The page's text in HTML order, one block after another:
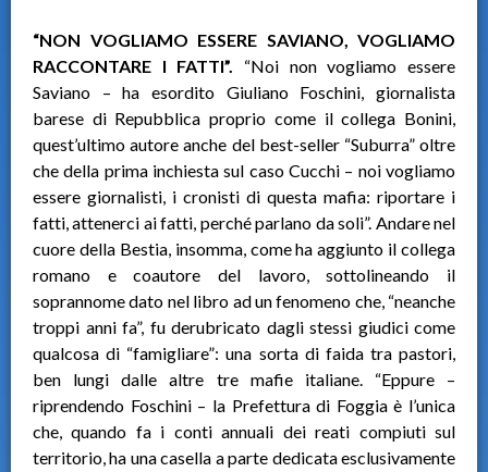
“NON VOGLIAMO ESSERE SAVIANO, VOGLIAMO
RACCONTARE I FATTI”. “Noi non vogliamo essere
Saviano – ha esordito Giuliano Foschini, giornalista
barese di Repubblica proprio come il collega Bonini,
quest’ultimo autore anche del best-seller “Suburra” oltre
che della prima inchiesta sul caso Cucchi – noi vogliamo
essere giornalisti, i cronisti di questa mafia: riportare i
fatti, attenerci ai fatti, perché parlano da soli”. Andare nel
cuore della Bestia, insomma, come ha aggiunto il collega
romano e coautore del lavoro, sottolineando il
soprannome dato nel libro ad un fenomeno che, “neanche
troppi anni fa”, fu derubricato dagli stessi giudici come
qualcosa di “famigliare”: una sorta di faida tra pastori,
ben lungi dalle altre tre mafie italiane. “Eppure –
riprendendo Foschini – la Prefettura di Foggia è l’unica
che, quando fa i conti annuali dei reati compiuti sul
territorio, ha una casella a parte dedicata esclusivamente